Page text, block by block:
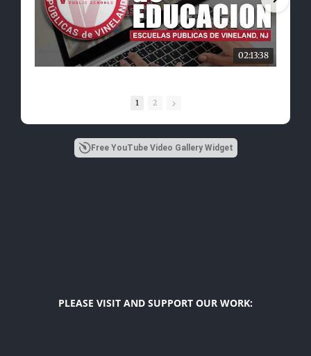
02:13:38
1 2
Free YouTube Video Gallery Widget
PLEASE VISIT AND SUPPORT OUR WORK: